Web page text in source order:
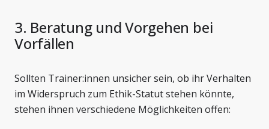
3. Beratung und Vorgehen bei
Vorfällen
Sollten Trainer:innen unsicher sein, ob ihr Verhalten
im Widerspruch zum Ethik-Statut stehen könnte,
stehen ihnen verschiedene Möglichkeiten offen: